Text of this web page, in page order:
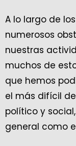
A lo largo de
numerosos
nuestras
muchos de
que hemos
el más difícil
político y
general como